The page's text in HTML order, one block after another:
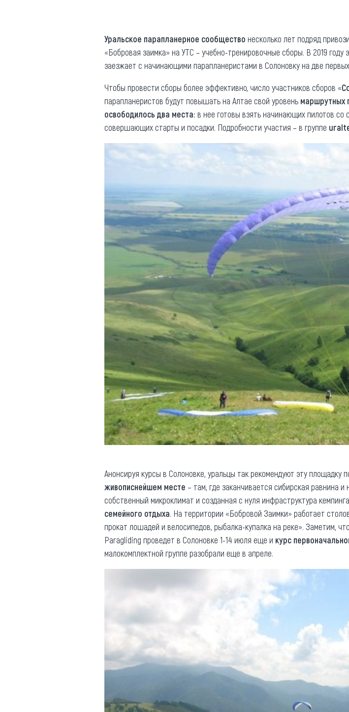
Придорожные кафе
Новости
Что привезти (сувениры)
Другие рубрики
Реестр туристических
агентств Алтайского края
Обращения граждан
Противодействие коррупции
Уральское парапланерное сообщество несколько лет подряд
«Бобровая заимка» на УТС – учебно-тренировочные сборы. В 2019 году
заезжает с начинающими парапланеристами в Солоновку на две
Чтобы провести сборы более эффективно, число участников сборов «
парапланеристов будут повышать на Алтае свой уровень маршрутных
освободилось два места: в нее готовы взять начинающих пилотов
совершающих старты и посадки. Подробности участия – в группе
Анонсируя курсы в Солоновке, уральцы так рекомендуют эту площадку
живописнейшем месте – там, где заканчивается сибирская равнина и
собственный микроклимат и созданная с нуля инфраструктура
семейного отдыха. На территории «Бобровой Заимки» работает
прокат лошадей и велосипедов, рыбалка-купалка на реке». Заметим,
Paragliding проведет в Солоновке 1-14 июля еще и курс
малокомплектной группе разобрали еще в апреле.